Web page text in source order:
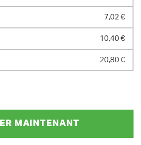
7,02 €
10,40 €
20,80 €
MAINTENANT